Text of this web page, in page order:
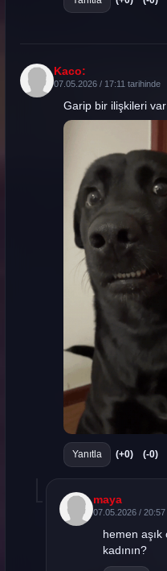
Kaco:
07.05.2026 / 17:11 tarihinde
Garip bir ilişkileri var
Yanıtla (+0) (-0)
maya
07.05.2026 /
hemen aşık
kadının?